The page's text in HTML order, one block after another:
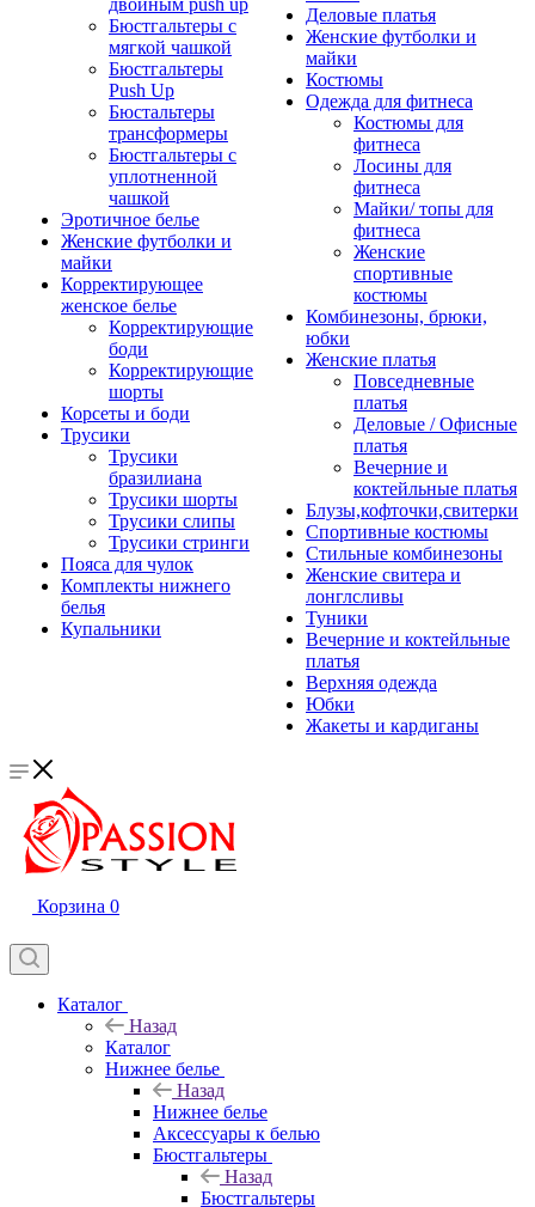
двойным push up
Бюстгальтеры с
мягкой чашкой
Бюстгальтеры
Push Up
Бюстальтеры
трансформеры
Бюстгальтеры с
уплотненной
чашкой
Эротичное белье
Женские футболки и
майки
Корректирующее
женское белье
Корректирующие
боди
Корректирующие
шорты
Корсеты и боди
Трусики
Трусики
бразилиана
Трусики шорты
Трусики слипы
Трусики стринги
Пояса для чулок
Комплекты нижнего
белья
Купальники
Деловые платья
Женские футболки и
майки
Костюмы
Одежда для фитнеса
Костюмы для
фитнеса
Лосины для
фитнеса
Майки/ топы для
фитнеса
Женские
спортивные
костюмы
Комбинезоны, брюки,
юбки
Женские платья
Повседневные
платья
Деловые / Офисные
платья
Вечерние и
коктейльные платья
Блузы,кофточки,свитерки
Спортивные костюмы
Стильные комбинезоны
Женские свитера и
лонглсливы
Туники
Вечерние и коктейльные
платья
Верхняя одежда
Юбки
Жакеты и кардиганы
Корзина 0
Каталог
Назад
Каталог
Нижнее белье
Назад
Нижнее белье
Аксессуары к белью
Бюстгальтеры
Назад
Бюстгальтеры